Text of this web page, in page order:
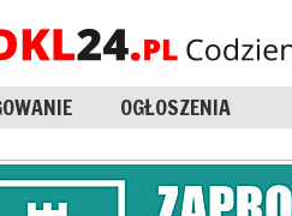
OGŁOSZENIA